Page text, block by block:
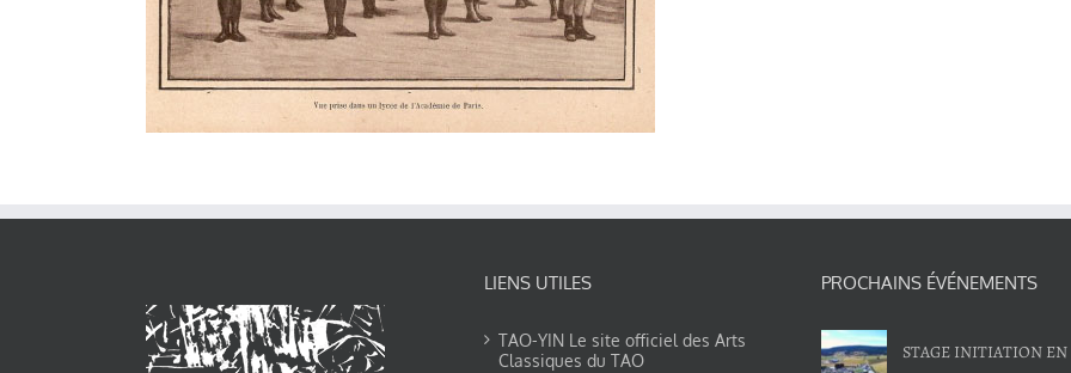
LIENS UTILES
TAO-YIN Le site officiel des Arts
Classiques du TAO
PROCHAINS ÉVÉNEMENTS
STAGE INITIATION EN